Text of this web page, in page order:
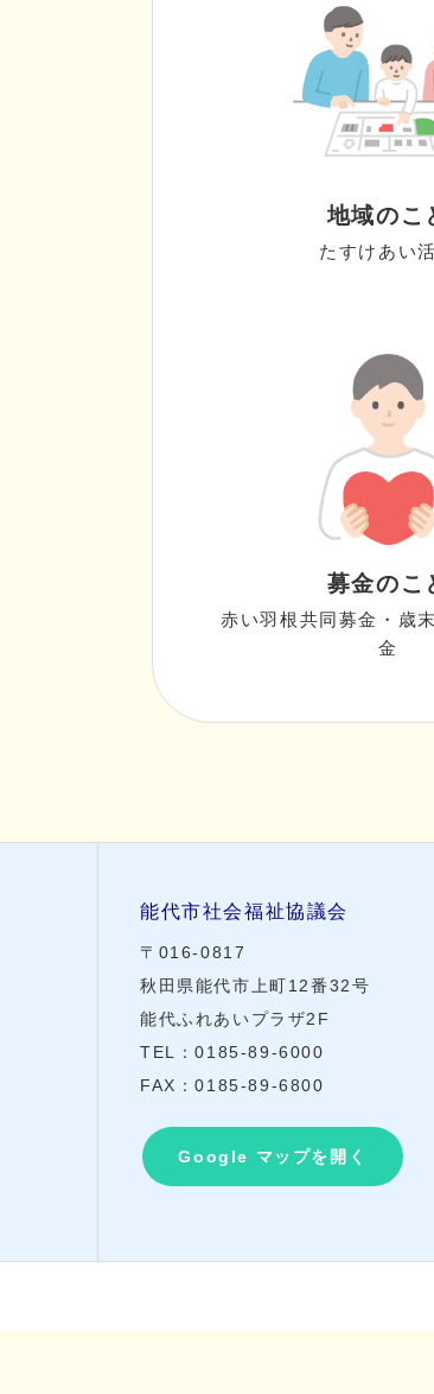
地域のこ
たすけあい
募金のこ
赤い羽根共同募金・歳
金
能代市社会福祉協議会
〒016-0817
秋田県能代市上町12番32号
能代ふれあいプラザ2F
TEL：0185-89-6000
FAX：0185-89-6800
Google マップを開く